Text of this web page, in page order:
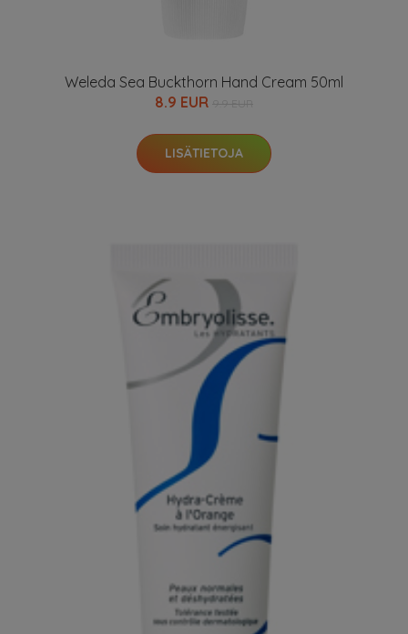
Weleda Sea Buckthorn Hand Cream 50ml
8.9 EUR
LISÄTIETOJA